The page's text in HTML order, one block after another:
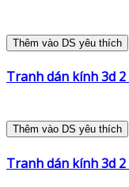
Thêm vào DS yêu thích
Tranh dán kính 3d
Thêm vào DS yêu thích
Tranh dán kính 3d